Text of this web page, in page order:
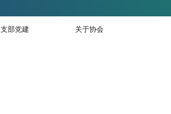
支部党建 关于协会